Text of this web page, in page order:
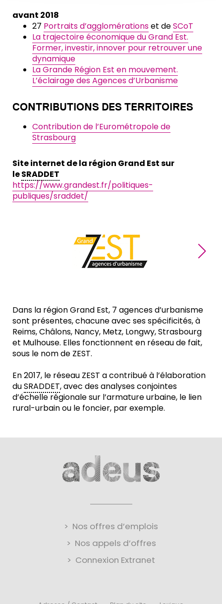
avant 2018
27 Portraits d’agglomérationset deSCoT
La trajectoire économique du Grand Est.
Former, investir, innover pour retrouver une
dynamique
La Grande Région Est en mouvement.
L’éclairage des Agences d’Urbanisme
CONTRIBUTIONS DES TERRITOIRES
Contribution de l’Eurométropolede
Strasbourg
Site internet de la région Grand Est sur
leSRADDET
https://www.grandest.fr/politiques-
publiques/sraddet/
Dans la région Grand Est, 7 agences d’urbanisme
sont présentes, chacune avec ses spécificités, à
Reims, Châlons, Nancy, Metz, Longwy, Strasbourg
et Mulhouse. Elles fonctionnent en réseau de fait,
sous le nom de ZEST.
En 2017, le réseau ZEST a contribué à l’élaboration
duSRADDET, avec des analyses conjointes
d’échelle régionale sur l’armature urbaine, le lien
rural-urbain ou le foncier, par exemple.
Nos offres d’emplois
Nos appels d’offres
Connexion Extranet